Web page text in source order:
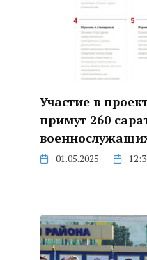
Участие в
примут 260
01.05.2025